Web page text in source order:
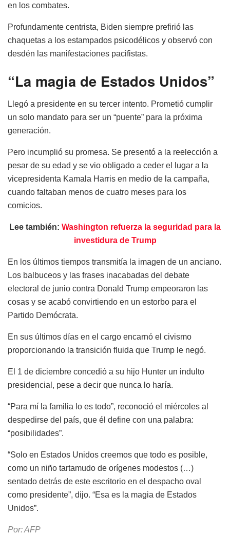
en los combates.
Profundamente centrista, Biden siempre prefirió las
chaquetas a los estampados psicodélicos y observó con
desdén las manifestaciones pacifistas.
“La magia de Estados Unidos”
Llegó a presidente en su tercer intento. Prometió cumplir
un solo mandato para ser un “puente” para la próxima
generación.
Pero incumplió su promesa. Se presentó a la reelección a
pesar de su edad y se vio obligado a ceder el lugar a la
vicepresidenta Kamala Harris en medio de la campaña,
cuando faltaban menos de cuatro meses para los
comicios.
Lee también: Washington refuerza la seguridad para la
investidura de Trump
En los últimos tiempos transmitía la imagen de un anciano.
Los balbuceos y las frases inacabadas del debate
electoral de junio contra Donald Trump empeoraron las
cosas y se acabó convirtiendo en un estorbo para el
Partido Demócrata.
En sus últimos días en el cargo encarnó el civismo
proporcionando la transición fluida que Trump le negó.
El 1 de diciembre concedió a su hijo Hunter un indulto
presidencial, pese a decir que nunca lo haría.
“Para mí la familia lo es todo”, reconoció el miércoles al
despedirse del país, que él define con una palabra:
“posibilidades”.
“Solo en Estados Unidos creemos que todo es posible,
como un niño tartamudo de orígenes modestos (…)
sentado detrás de este escritorio en el despacho oval
como presidente”, dijo. “Esa es la magia de Estados
Unidos”.
Por: AFP